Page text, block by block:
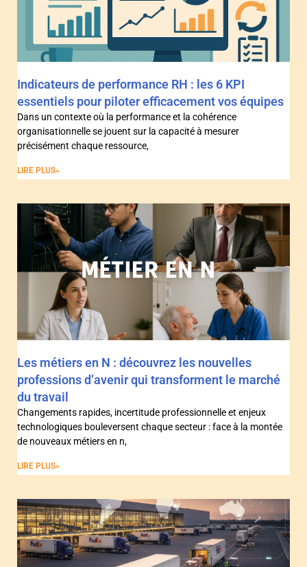
Indicateurs de performance RH : les 6 KPI
essentiels pour piloter efficacement vos équipes
Dans un contexte où la performance et la cohérence
organisationnelle se jouent sur la capacité à mesurer
précisément chaque ressource,
LIRE PLUS»
Les métiers en N : découvrez les nouvelles
professions d’avenir qui transforment le marché
du travail
Changements rapides, incertitude professionnelle et enjeux
technologiques bouleversent chaque secteur : face à la montée
de nouveaux métiers en n,
LIRE PLUS»